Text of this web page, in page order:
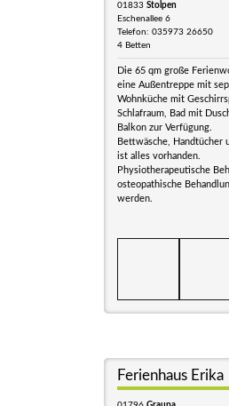
01833 Stolpen
Eschenallee 6
Telefon: 035973 26650
4 Betten
Die 65 qm große
eine Außentreppe mit
Wohnküche mit
Schlafraum, Bad mit
Balkon zur Verfügung.
Bettwäsche, Handtücher
ist alles vorhanden.
Physiotherapeutische
osteopathische
werden.
Ferienhaus Erika